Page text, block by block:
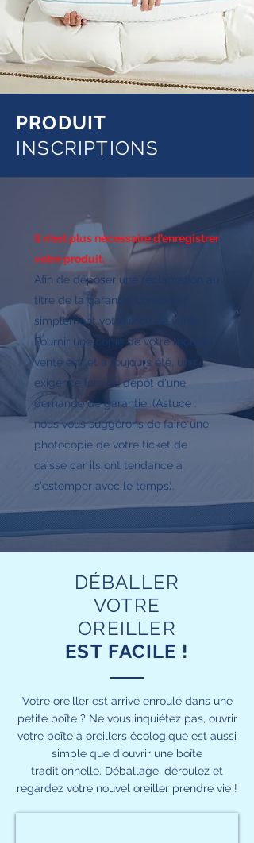
PRODUIT
INSCRIPTIONS​
Il n'est plus nécessaire d'enregistrer
votre produit.
Afin de déposer une réclamation au
titre de la garantie, conservez
simplement votre reçu de vente.
Fournir une copie de votre reçu de
vente est, et a toujours été, une
exigence lors du dépôt d'une
demande de garantie. (Astuce :
nous vous suggérons de faire une
photocopie de votre ticket de
caisse car ils ont tendance à
s'estomper avec le temps).
DÉBALLER
VOTRE
OREILLER
EST FACILE !
Votre oreiller est arrivé enroulé dans une
petite boîte ? Ne vous inquiétez pas, ouvrir
votre boîte à oreillers écologique est aussi
simple que d'ouvrir une boîte
traditionnelle. Déballage, déroulez et
regardez votre nouvel oreiller prendre vie !